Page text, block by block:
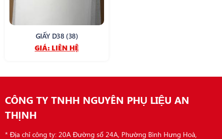
GIẤY D38 (38)
GIÁ: LIÊN HỆ
CÔNG TY TNHH NGUYÊN PHỤ LIỆU AN
THỊNH
* Địa chỉ công ty: 20A Đường số 24A, Phường Bình Hưng Hoà,